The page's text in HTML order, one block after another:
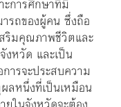
ะการศึกษาที่มี
รถของผู้คน ซึ่งถือ
สริมคุณภาพชีวิตและ
งหวัด และเป็น
ารจะประสบความ
ลหนึ่งที่เป็นเหมือน